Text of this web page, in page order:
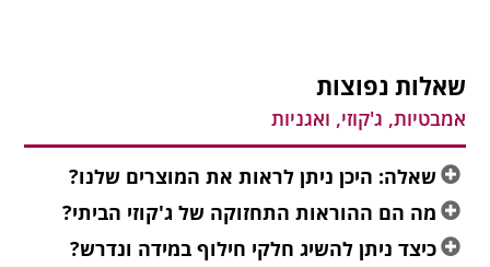
שאלות נפוצות
אמבטיות, ג'קוזי, ואגניות
שאלה: היכן ניתן לראות את המוצרים שלנו?
מה הם ההוראות התחזוקה של ג'קוזי הביתי?
כיצד ניתן להשיג חלקי חילוף במידה ונדרש?